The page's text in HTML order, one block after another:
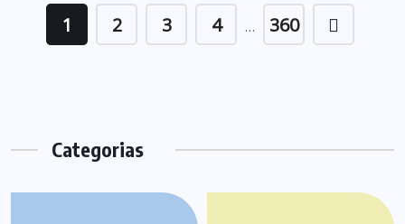
1 2 3 4 … 360
Categorias